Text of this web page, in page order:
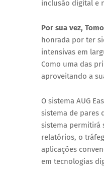
inclusão digital e
Por sua vez,
honrada por ter
intensivas em
Como uma das
aproveitando a
O sistema AUG
sistema de pares
sistema permitirá
relatórios, o
aplicações
em tecnologias